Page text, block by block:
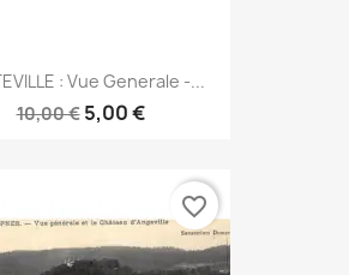
: Vue Generale -...
10,00 € 5,00 €
favorite_border